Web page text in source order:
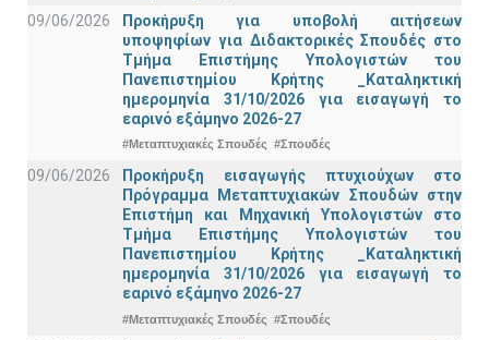
09/06/2026
Προκήρυξη για υποβολή αιτήσεων
υποψηφίων για Διδακτορικές Σπουδές στο
Τμήμα Eπιστήμης Υπολογιστών του
Πανεπιστημίου Κρήτης _Καταληκτική
ημερομηνία 31/10/2026 για εισαγωγή το
εαρινό εξάμηνο 2026-27
#Μεταπτυχιακές Σπουδές #Σπουδές
09/06/2026
Προκήρυξη εισαγωγής πτυχιούχων στo
Πρόγραμμα Μεταπτυχιακών Σπουδών στην
Επιστήμη και Μηχανική Υπολογιστών στο
Τμήμα Eπιστήμης Υπολογιστών του
Πανεπιστημίου Κρήτης _Καταληκτική
ημερομηνία 31/10/2026 για εισαγωγή το
εαρινό εξάμηνο 2026-27
#Μεταπτυχιακές Σπουδές #Σπουδές